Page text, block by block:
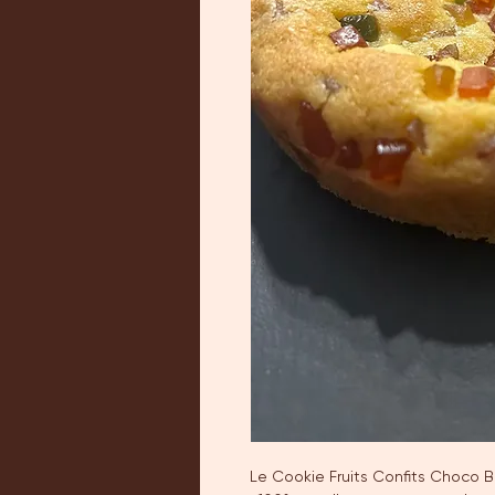
Le Cookie Fruits Confits Choco